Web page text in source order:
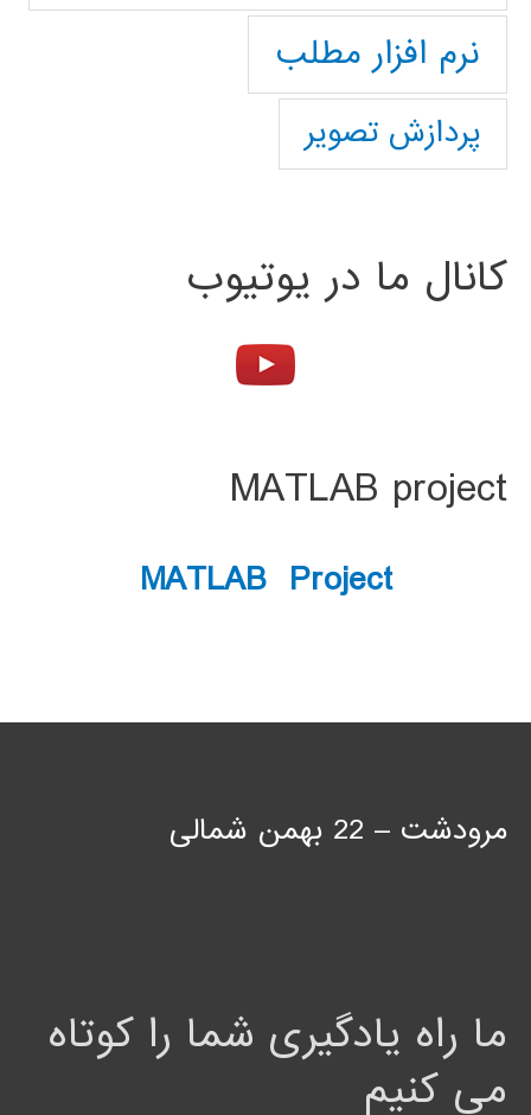
نرم افزار مطلب
پردازش تصویر
کانال ما در یوتیوب
MATLAB project
MATLAB Project
مرودشت – 22 بهمن شمالی
ما راه یادگیری شما را کوتاه
می کنیم